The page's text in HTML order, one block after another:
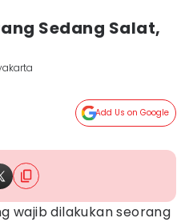
Sedang Salat,
Add Us on Google
wajib dilakukan seorang